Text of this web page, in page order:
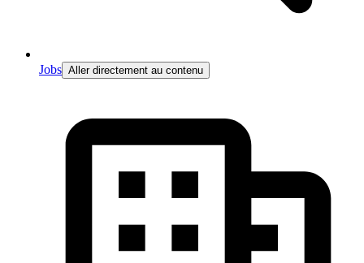
Jobs Aller directement au contenu